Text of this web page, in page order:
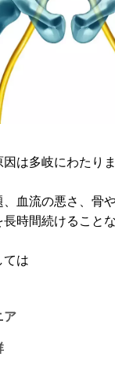
は多岐にわたりま
血流の悪さ、骨
時間続けること
は
ア